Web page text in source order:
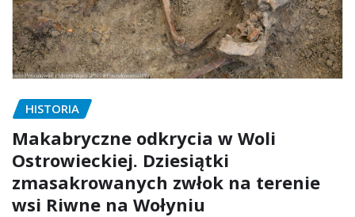
HISTORIA
Makabryczne odkrycia w Woli
Ostrowieckiej. Dziesiątki
zmasakrowanych zwłok na terenie
wsi Riwne na Wołyniu